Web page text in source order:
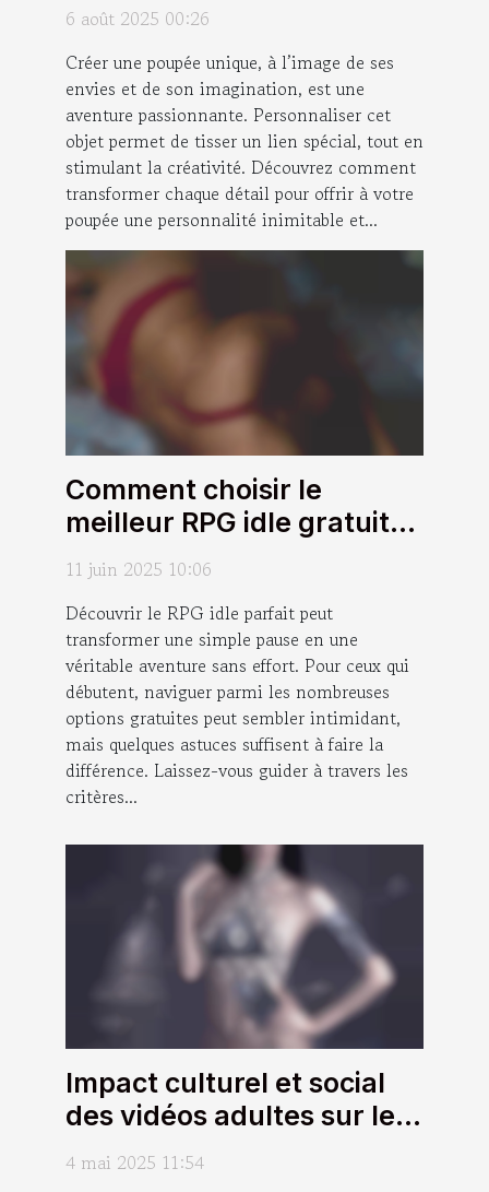
6 août 2025 00:26
Créer une poupée unique, à l’image de ses
envies et de son imagination, est une
aventure passionnante. Personnaliser cet
objet permet de tisser un lien spécial, tout en
stimulant la créativité. Découvrez comment
transformer chaque détail pour offrir à votre
poupée une personnalité inimitable et...
Comment choisir le
meilleur RPG idle gratuit
pour débutants
11 juin 2025 10:06
Découvrir le RPG idle parfait peut
transformer une simple pause en une
véritable aventure sans effort. Pour ceux qui
débutent, naviguer parmi les nombreuses
options gratuites peut sembler intimidant,
mais quelques astuces suffisent à faire la
différence. Laissez-vous guider à travers les
critères...
Impact culturel et social
des vidéos adultes sur les
stéréotypes ethniques
4 mai 2025 11:54